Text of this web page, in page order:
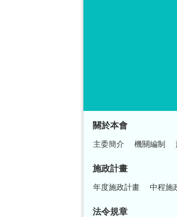
關於本會
主委簡介 機關編制
施政計畫
年度施政計畫 中程施
法令規章